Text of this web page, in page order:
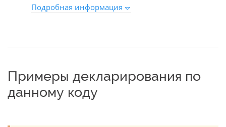
Подробная информация
Примеры декларирования по
данному коду